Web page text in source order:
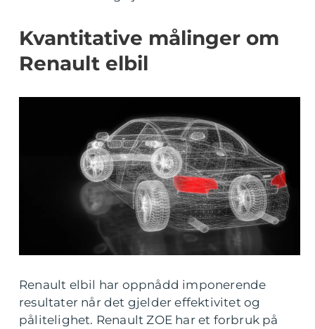
Kvantitative målinger om
Renault elbil
Renault elbil har oppnådd imponerende
resultater når det gjelder effektivitet og
pålitelighet. Renault ZOE har et forbruk på